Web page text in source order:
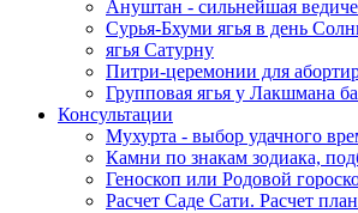
Ануштан - сильнейшая
Сурья-Бхуми ягья в день
ягья Сатурну
Питри-церемонии для
Групповая ягья у Лакшмана
Консультации
Мухурта - выбор удачного
Камни по знакам зодиака,
Геноскоп или Родовой
Расчет Саде Сати. Расчет